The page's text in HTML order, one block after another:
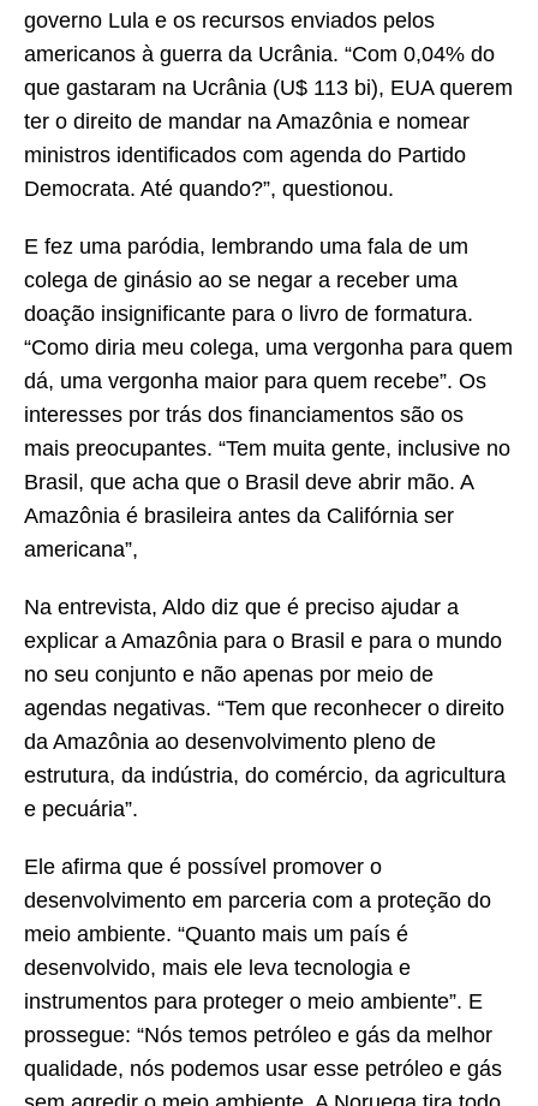
governo Lula e os recursos enviados pelos
americanos à guerra da Ucrânia. “Com 0,04% do
que gastaram na Ucrânia (U$ 113 bi), EUA querem
ter o direito de mandar na Amazônia e nomear
ministros identificados com agenda do Partido
Democrata. Até quando?”, questionou.
E fez uma paródia, lembrando uma fala de um
colega de ginásio ao se negar a receber uma
doação insignificante para o livro de formatura.
“Como diria meu colega, uma vergonha para quem
dá, uma vergonha maior para quem recebe”. Os
interesses por trás dos financiamentos são os
mais preocupantes. “Tem muita gente, inclusive no
Brasil, que acha que o Brasil deve abrir mão. A
Amazônia é brasileira antes da Califórnia ser
americana”,
Na entrevista, Aldo diz que é preciso ajudar a
explicar a Amazônia para o Brasil e para o mundo
no seu conjunto e não apenas por meio de
agendas negativas. “Tem que reconhecer o direito
da Amazônia ao desenvolvimento pleno de
estrutura, da indústria, do comércio, da agricultura
e pecuária”.
Ele afirma que é possível promover o
desenvolvimento em parceria com a proteção do
meio ambiente. “Quanto mais um país é
desenvolvido, mais ele leva tecnologia e
instrumentos para proteger o meio ambiente”. E
prossegue: “Nós temos petróleo e gás da melhor
qualidade, nós podemos usar esse petróleo e gás